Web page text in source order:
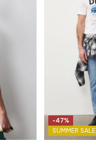
-47%
SUMMER SALE